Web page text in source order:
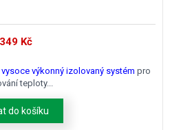
349 Kč
vysoce výkonný izolovaný systém pro
teploty...
do košíku